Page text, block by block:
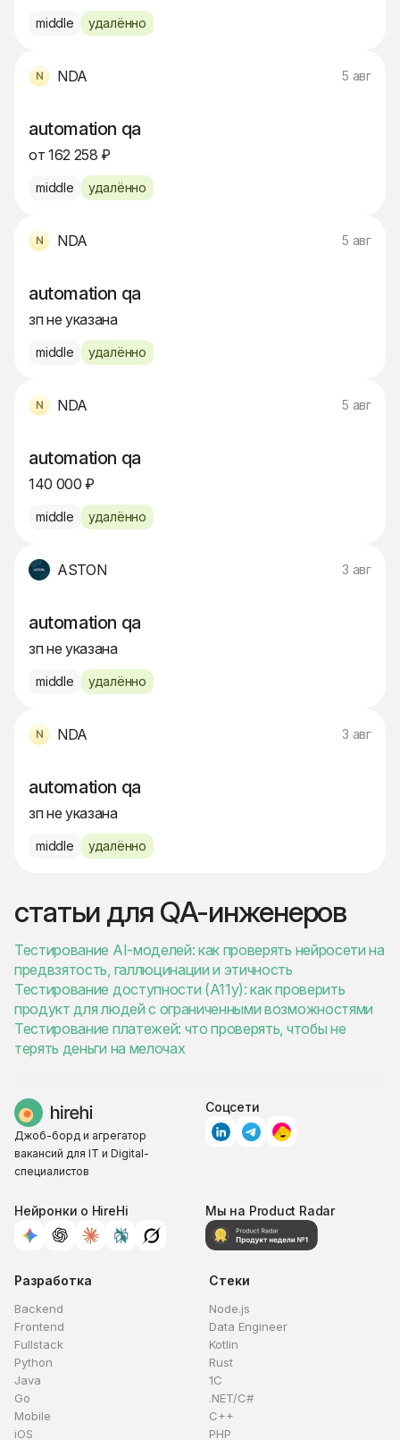
middle удалённо
NDA 5 авг
automation qa
от 162 258 ₽
middle удалённо
NDA 5 авг
automation qa
зп не указана
middle удалённо
NDA 5 авг
automation qa
140 000 ₽
middle удалённо
ASTON 3 авг
automation qa
зп не указана
middle удалённо
NDA 3 авг
automation qa
зп не указана
middle удалённо
статьи для QA-инженеров
Тестирование AI-моделей: как проверять нейросети на
предвзятость, галлюцинации и этичность
Тестирование доступности (A11y): как проверить
продукт для людей с ограниченными возможностями
Тестирование платежей: что проверять, чтобы не
терять деньги на мелочах
Джоб-борд и агрегатор
вакансий для IT и Digital-
специалистов
Соцсети
Нейронки о HireHi Мы на Product Radar
Разработка
Backend
Frontend
Fullstack
Python
Java
Go
Mobile
iOS
Стеки
Node.js
Data Engineer
Kotlin
Rust
1C
.NET/C#
C++
PHP